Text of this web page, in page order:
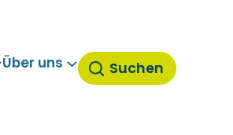
Über uns Suchen